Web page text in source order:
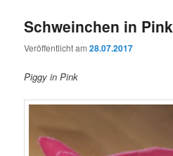
Schweinchen in Pink
Veröffentlicht am28.07.2017
Piggy in Pink